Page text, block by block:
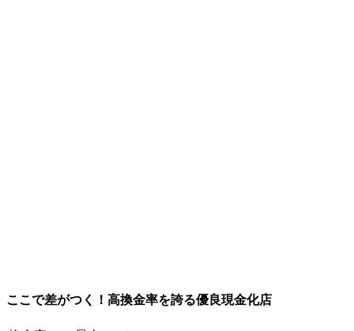
ここで差がつく！高換金率を誇る優良現金化店